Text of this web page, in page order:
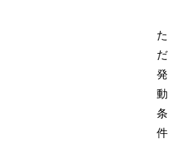
た
だ
発
動
条
件